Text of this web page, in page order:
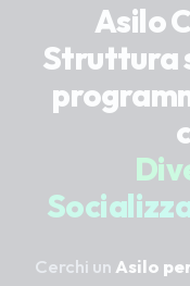
Asilo
Struttura
Cerchi un Asilo